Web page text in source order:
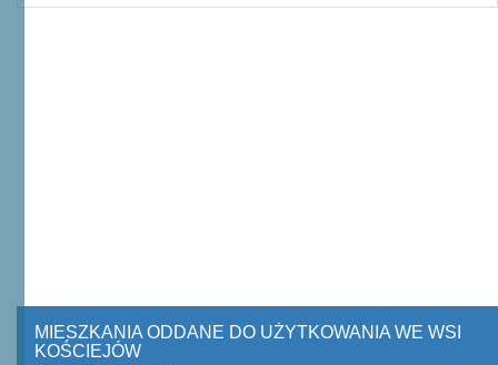
MIESZKANIA ODDANE DO UŻYTKOWANIA WE WSI
KOŚCIEJÓW